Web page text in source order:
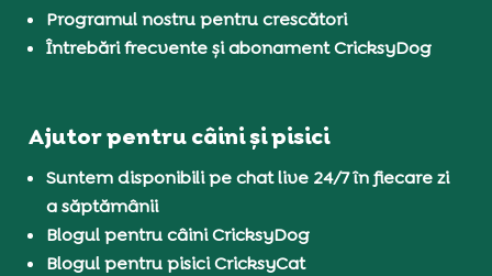
Programul nostru pentru crescători
Întrebări frecvente și abonament CricksyDog
Ajutor pentru câini și pisici
Suntem disponibili pe chat live 24/7 în fiecare zi
a săptămânii
Blogul pentru câini CricksyDog
Blogul pentru pisici CricksyCat